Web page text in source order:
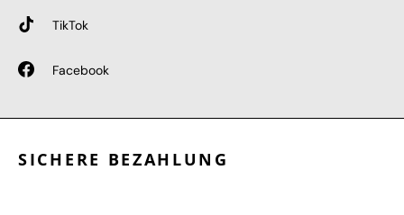
TikTok
Facebook
SICHERE BEZAHLUNG